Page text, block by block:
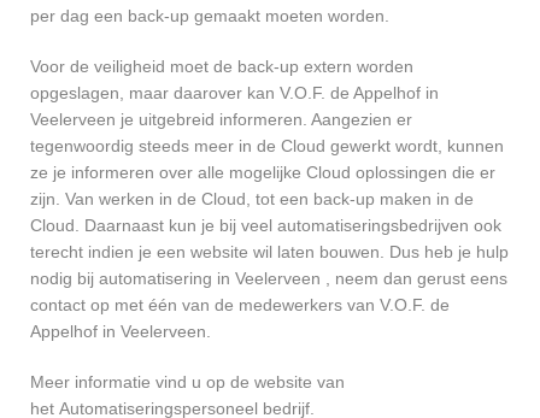
per dag een back-up gemaakt moeten worden.
Voor de veiligheid moet de back-up extern worden
opgeslagen, maar daarover kan V.O.F. de Appelhof in
Veelerveen je uitgebreid informeren. Aangezien er
tegenwoordig steeds meer in de Cloud gewerkt wordt, kunnen
ze je informeren over alle mogelijke Cloud oplossingen die er
zijn. Van werken in de Cloud, tot een back-up maken in de
Cloud. Daarnaast kun je bij veel automatiseringsbedrijven ook
terecht indien je een website wil laten bouwen. Dus heb je hulp
nodig bij automatisering in Veelerveen , neem dan gerust eens
contact op met één van de medewerkers van V.O.F. de
Appelhof in Veelerveen.
Meer informatie vind u op de website van
het Automatiseringspersoneel bedrijf.